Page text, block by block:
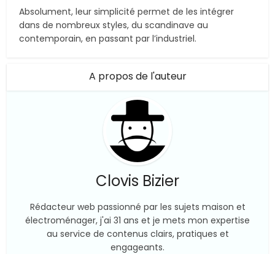
Absolument, leur simplicité permet de les intégrer
dans de nombreux styles, du scandinave au
contemporain, en passant par l’industriel.
A propos de l'auteur
Clovis Bizier
Rédacteur web passionné par les sujets maison et
électroménager, j'ai 31 ans et je mets mon expertise
au service de contenus clairs, pratiques et
engageants.